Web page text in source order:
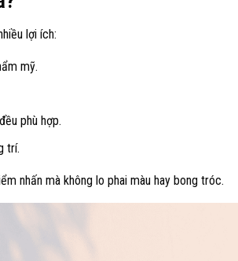
lợi ích:
mỹ.
phù hợp.
trí.
nhấn mà không lo phai màu hay bong tróc.